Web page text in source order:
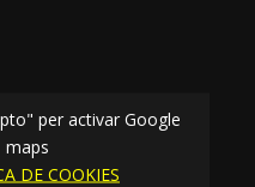
per activar Google
maps
DE COOKIES